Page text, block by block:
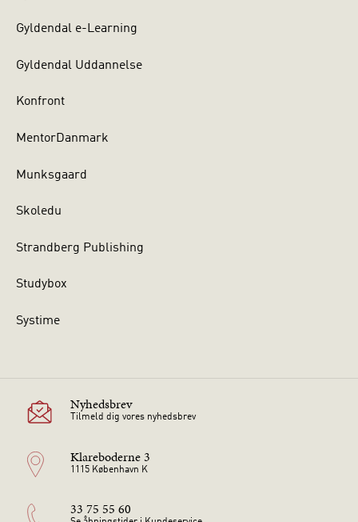
Gyldendal e-Learning
Gyldendal Uddannelse
Konfront
MentorDanmark
Munksgaard
Skoledu
Strandberg Publishing
Studybox
Systime
Nyhedsbrev
Tilmeld dig vores nyhedsbrev
Klareboderne 3
1115 København K
33 75 55 60